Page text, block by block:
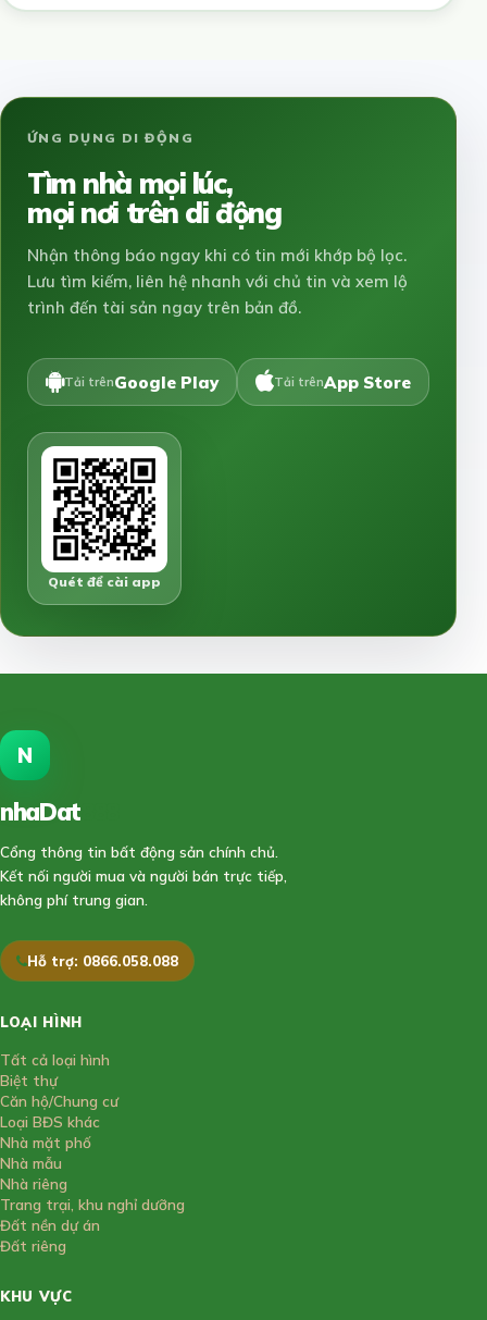
ỨNG DỤNG DI ĐỘNG
Tìm nhà mọi lúc,
mọi nơi trên di động
Nhận thông báo ngay khi có tin mới khớp bộ lọc.
Lưu tìm kiếm, liên hệ nhanh với chủ tin và xem lộ
trình đến tài sản ngay trên bản đồ.
Tải trênGoogle Play Tải trênApp Store
Quét để cài app
N
nhaDat
Cổng thông tin bất động sản chính chủ.
Kết nối người mua và người bán trực tiếp,
không phí trung gian.
Hỗ trợ: 0866.058.088
LOẠI HÌNH
Tất cả loại hình
Biệt thự
Căn hộ/Chung cư
Loại BĐS khác
Nhà mặt phố
Nhà mẫu
Nhà riêng
Trang trại, khu nghỉ dưỡng
Đất nền dự án
Đất riêng
KHU VỰC